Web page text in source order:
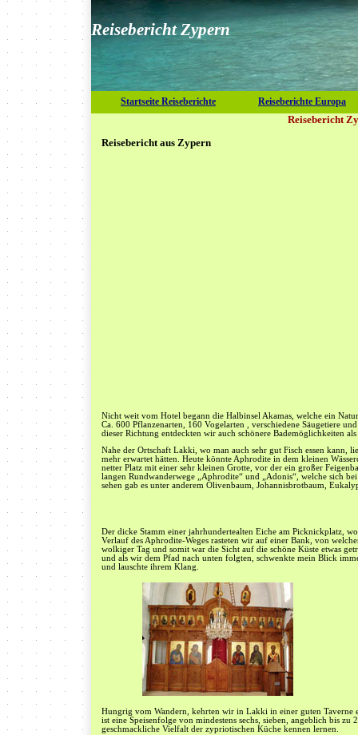
Reisebericht Zypern
Startseite Reiseberichte Reiseberichte Europa
Reisebericht
Reisebericht aus Zypern
Nicht weit vom Hotel begann die Halbinsel Akamas, welche ein
Ca. 600 Pflanzenarten, 160 Vogelarten , verschiedene Säugetiere
dieser Richtung entdeckten wir auch schönere Bademöglichkeiten
Nahe der Ortschaft Lakki, wo man auch sehr gut Fisch essen kann,
mehr erwartet hätten. Heute könnte Aphrodite in dem kleinen
netter Platz mit einer sehr kleinen Grotte, vor der ein großer
langen Rundwanderwege „Aphrodite“ und „Adonis“, welche sich
sehen gab es unter anderem Olivenbaum, Johannisbrotbaum,
Der dicke Stamm einer jahrhundertealten Eiche am Picknickplatz,
Verlauf des Aphrodite-Weges rasteten wir auf einer Bank, von
wolkiger Tag und somit war die Sicht auf die schöne Küste etwas
und als wir dem Pfad nach unten folgten, schwenkte mein Blick
und lauschte ihrem Klang.
Hungrig vom Wandern, kehrten wir in Lakki in einer guten Taverne
ist eine Speisenfolge von mindestens sechs, sieben, angeblich bis
geschmackliche Vielfalt der zypriotischen Küche kennen lernen.